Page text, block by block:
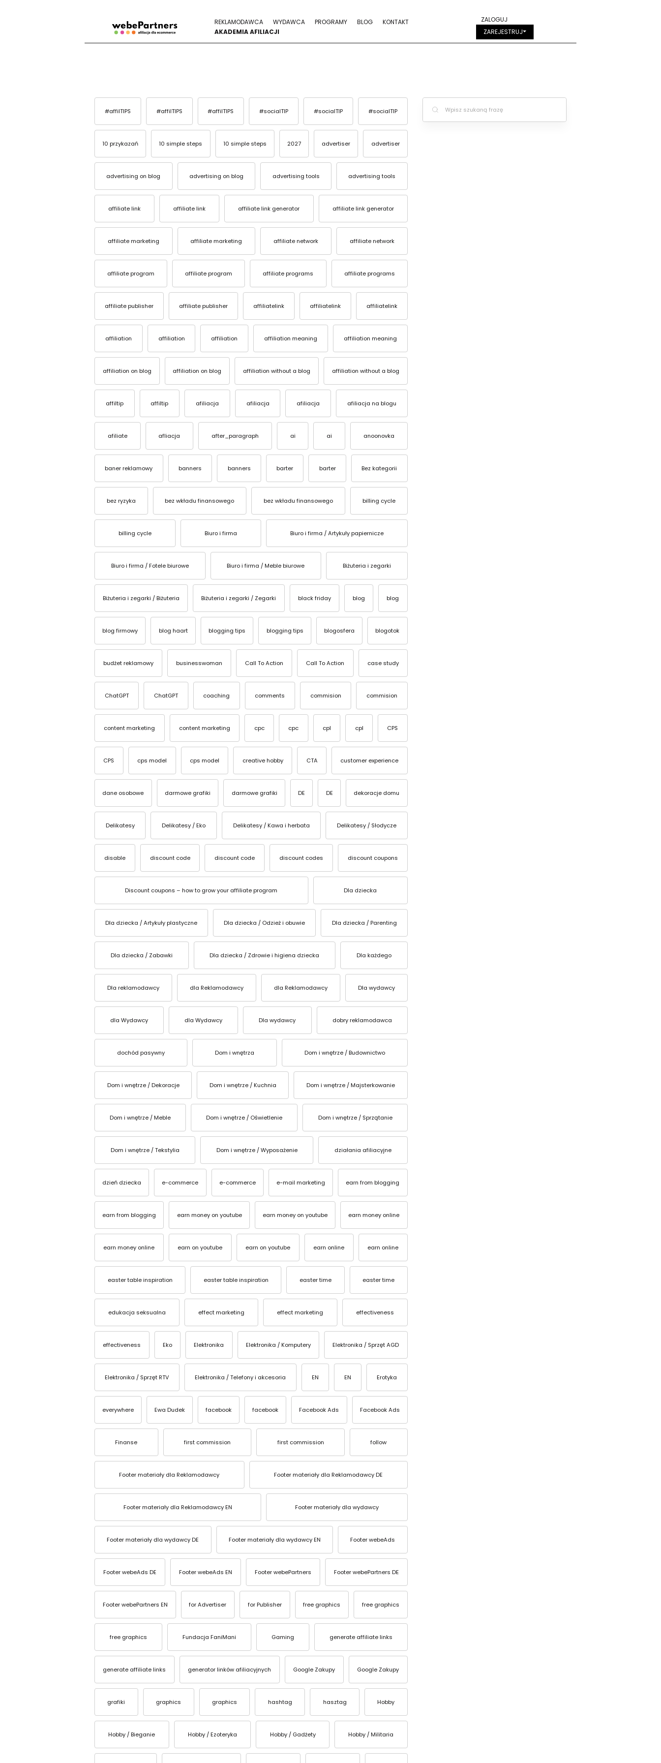
ZALOGUJ
ZAREJESTRUJ
REKLAMODAWCA WYDAWCA PROGRAMY BLOG
KONTAKT
AKADEMIA AFILIACJI
#affilTIPS #affilTIPS #affilTIPS #socialTIP #socialTIP #socialTIP
10 przykazań 10 simple steps 10 simple steps 2027 advertiser advertiser
advertising on blog advertising on blog advertising tools advertising tools
affiliate link affiliate link affiliate link generator affiliate link generator
affiliate marketing affiliate marketing affiliate network affiliate network
affiliate program affiliate program affiliate programs affiliate programs
affiliate publisher affiliate publisher affiliatelink affiliatelink affiliatelink
affiliation affiliation affiliation affiliation meaning affiliation meaning
affiliation on blog affiliation on blog affiliation without a blog affiliation without a blog
affiltip affiltip afiliacja afiliacja afiliacja afiliacja na blogu
afiliate afliacja after_paragraph ai ai anoonovka
baner reklamowy banners banners barter barter Bez kategorii
bez ryzyka bez wkładu finansowego bez wkładu finansowego billing cycle
billing cycle Biuro i firma Biuro i firma / Artykuły papiernicze
Biuro i firma / Fotele biurowe Biuro i firma / Meble biurowe Biżuteria i zegarki
Biżuteria i zegarki / Biżuteria Biżuteria i zegarki / Zegarki black friday blog blog
blog firmowy blog haart blogging tips blogging tips blogosfera blogotok
budżet reklamowy businesswoman Call To Action Call To Action case study
ChatGPT ChatGPT coaching comments commision commision
content marketing content marketing cpc cpc cpl cpl CPS
CPS cps model cps model creative hobby CTA customer experience
dane osobowe darmowe grafiki darmowe grafiki DE DE dekoracje domu
Delikatesy Delikatesy / Eko Delikatesy / Kawa i herbata Delikatesy / Słodycze
disable discount code discount code discount codes discount coupons
Discount coupons – how to grow your affiliate program Dla dziecka
Dla dziecka / Artykuły plastyczne Dla dziecka / Odzież i obuwie Dla dziecka / Parenting
Dla dziecka / Zabawki Dla dziecka / Zdrowie i higiena dziecka Dla każdego
Dla reklamodawcy dla Reklamodawcy dla Reklamodawcy Dla wydawcy
dla Wydawcy dla Wydawcy Dla wydawcy dobry reklamodawca
dochód pasywny Dom i wnętrza Dom i wnętrze / Budownictwo
Dom i wnętrze / Dekoracje Dom i wnętrze / Kuchnia Dom i wnętrze / Majsterkowanie
Dom i wnętrze / Meble Dom i wnętrze / Oświetlenie Dom i wnętrze / Sprzątanie
Dom i wnętrze / Tekstylia Dom i wnętrze / Wyposażenie działania afiliacyjne
dzień dziecka e-commerce e-commerce e-mail marketing earn from blogging
earn from blogging earn money on youtube earn money on youtube earn money online
earn money online earn on youtube earn on youtube earn online earn online
easter table inspiration easter table inspiration easter time easter time
edukacja seksualna effect marketing effect marketing effectiveness
effectiveness Eko Elektronika Elektronika / Komputery Elektronika / Sprzęt AGD
Elektronika / Sprzęt RTV Elektronika / Telefony i akcesoria EN EN Erotyka
everywhere Ewa Dudek facebook facebook Facebook Ads Facebook Ads
Finanse first commission first commission follow
Footer materiały dla Reklamodawcy Footer materiały dla Reklamodawcy DE
Footer materiały dla Reklamodawcy EN Footer materiały dla wydawcy
Footer materiały dla wydawcy DE Footer materiały dla wydawcy EN Footer webeAds
Footer webeAds DE Footer webeAds EN Footer webePartners Footer webePartners DE
Footer webePartners EN for Advertiser for Publisher free graphics free graphics
free graphics Fundacja FaniMani Gaming generate affiliate links
generate affiliate links generator linków afiliacyjnych Google Zakupy Google Zakupy
grafiki graphics graphics hashtag hasztag Hobby
Hobby / Bieganie Hobby / Ezoteryka Hobby / Gadżety Hobby / Militaria